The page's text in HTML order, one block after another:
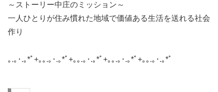
～ストーリー中庄のミッション～
一人ひとりが住み慣れた地域で価値ある生活を送れる社会
作り
｡.｡･.｡*ﾟ+｡｡.｡･.｡*ﾟ+｡｡.｡･.｡*ﾟ+｡｡.｡･.｡*ﾟ+｡｡.｡･.｡*ﾟ